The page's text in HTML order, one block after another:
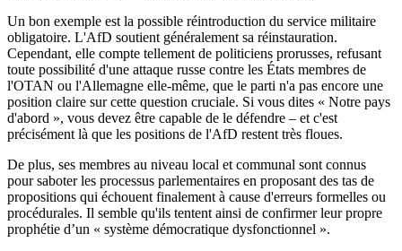
Un bon exemple est la possible réintroduction du service militaire
obligatoire. L'AfD soutient généralement sa réinstauration.
Cependant, elle compte tellement de politiciens prorusses, refusant
toute possibilité d'une attaque russe contre les États membres de
l'OTAN ou l'Allemagne elle-même, que le parti n'a pas encore une
position claire sur cette question cruciale. Si vous dites « Notre pays
d'abord », vous devez être capable de le défendre – et c'est
précisément là que les positions de l'AfD restent très floues.
De plus, ses membres au niveau local et communal sont connus
pour saboter les processus parlementaires en proposant des tas de
propositions qui échouent finalement à cause d'erreurs formelles ou
procédurales. Il semble qu'ils tentent ainsi de confirmer leur propre
prophétie d’un « système démocratique dysfonctionnel ».